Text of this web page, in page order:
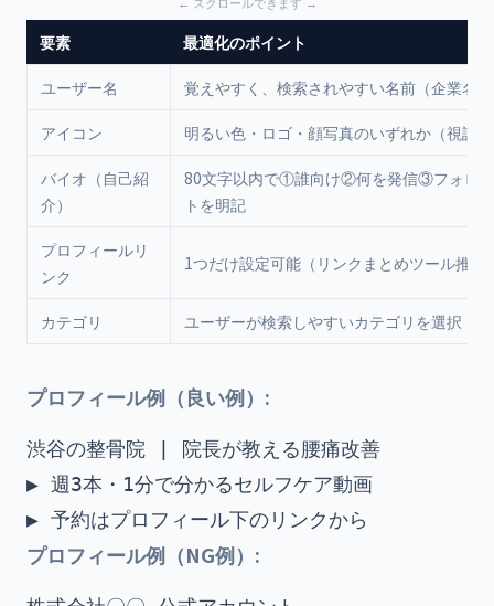
要素 最適化のポイント
ユーザー名 覚えやすく、検索されやすい名前（企業名
アイコン 明るい色・ロゴ・顔写真のいずれか（視認
バイオ（自己紹
介）
80文字以内で①誰向け②何を発信③フォロ
トを明記
プロフィールリ
ンク
1つだけ設定可能（リンクまとめツール推奨
カテゴリ ユーザーが検索しやすいカテゴリを選択
プロフィール例（良い例）:
渋谷の整骨院 | 院長が教える腰痛改善
▶︎ 週3本・1分で分かるセルフケア動画
プロフィール例（NG例）: